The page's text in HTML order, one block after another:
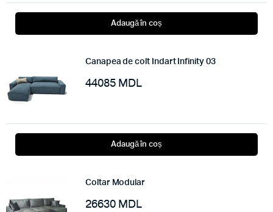
Adaugă în coș
Canapea de colt Indart Infinity 03
44085 MDL
Adaugă în coș
Coltar Modular
26630 MDL